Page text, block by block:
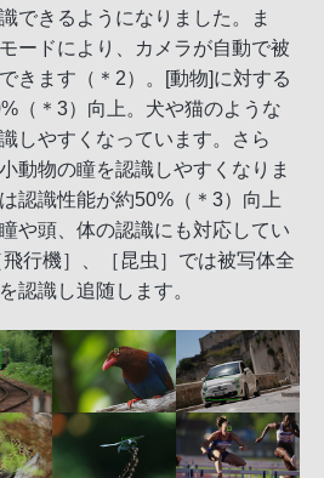
できるようになりました。ま
ードにより、カメラが自動で被
きます（＊2）。[動物]に対する
（＊3）向上。犬や猫のような
しやすくなっています。さら
動物の瞳を認識しやすくなりま
認識性能が約50%（＊3）向上
や頭、体の認識にも対応してい
行機］、［昆虫］では被写体全
認識し追随します。